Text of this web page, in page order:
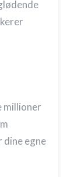
millioner
egne